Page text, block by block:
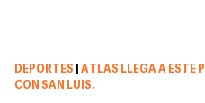
DEPORTES
ATLAS LLEGA A ESTE
CON SAN LUIS.